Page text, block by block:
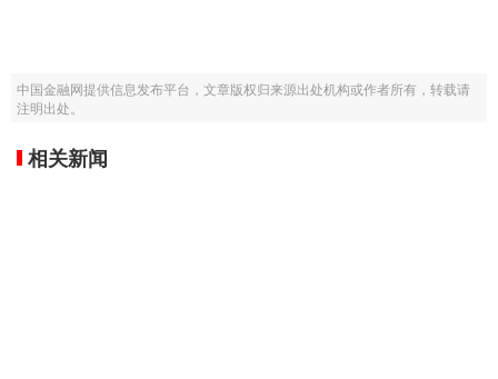
中国金融网提供信息发布平台，文章版权归来源出处机构或作者所有，转载请
注明出处。
相关新闻